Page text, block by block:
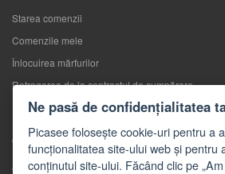
Starea comenzii
Comenzile mele
Înlocuirea mărfurilor
Retragerea de la contractul de cumpărare
Reclamaţii
CONTACTE
Contacte
Ne pasă de confidențialitatea
Picasee folosește cookie-uri pentru a
funcționalitatea site-ului web și pentru
conținutul site-ului. Făcând clic pe